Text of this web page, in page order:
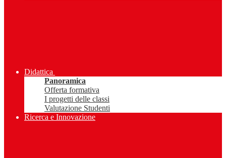
Didattica
Panoramica
Offerta formativa
I progetti delle classi
Valutazione Studenti
Ricerca e Innovazione